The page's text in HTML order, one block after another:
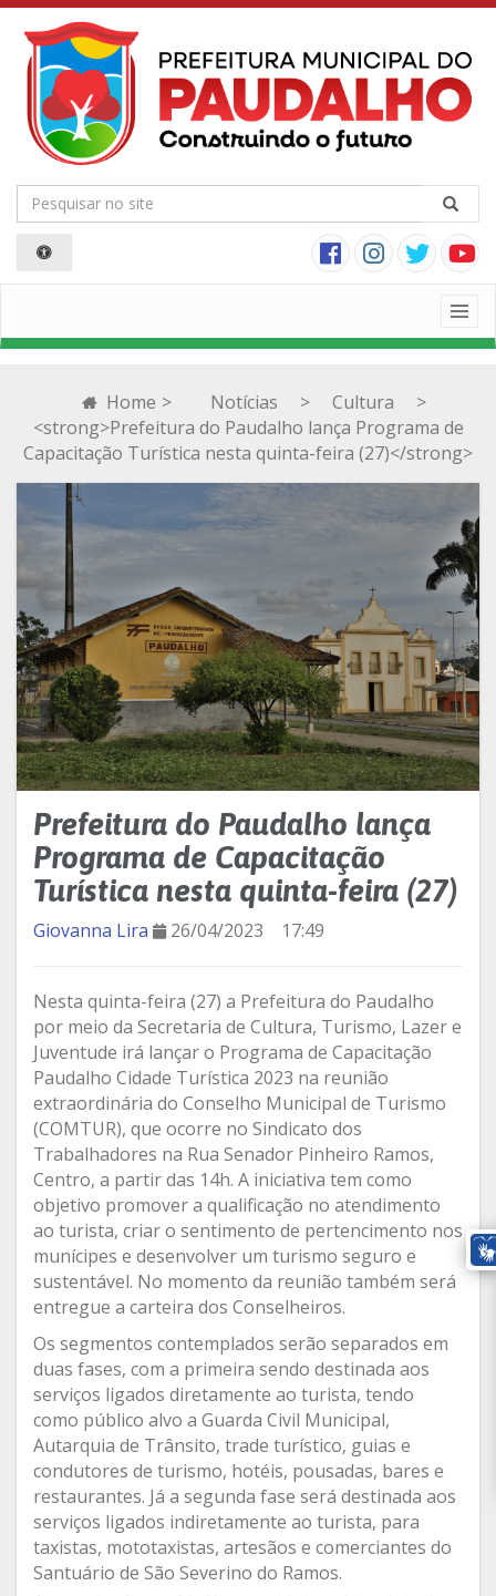
Home > Notícias > Cultura
>
<strong>Prefeitura do Paudalho lança Programa de
Capacitação Turística nesta quinta-feira (27)</strong>
Prefeitura do Paudalho lança
Programa de Capacitação
Turística nesta quinta-feira (27)
Giovanna Lira 26/04/2023 17:49
Nesta quinta-feira (27) a Prefeitura do Paudalho
por meio da Secretaria de Cultura, Turismo, Lazer e
Juventude irá lançar o Programa de Capacitação
Paudalho Cidade Turística 2023 na reunião
extraordinária do Conselho Municipal de Turismo
(COMTUR), que ocorre no Sindicato dos
Trabalhadores na Rua Senador Pinheiro Ramos,
Centro, a partir das 14h. A iniciativa tem como
objetivo promover a qualificação no atendimento
ao turista, criar o sentimento de pertencimento nos
munícipes e desenvolver um turismo seguro e
sustentável. No momento da reunião também será
entregue a carteira dos Conselheiros.
Os segmentos contemplados serão separados em
duas fases, com a primeira sendo destinada aos
serviços ligados diretamente ao turista, tendo
como público alvo a Guarda Civil Municipal,
Autarquia de Trânsito, trade turístico, guias e
condutores de turismo, hotéis, pousadas, bares e
restaurantes. Já a segunda fase será destinada aos
serviços ligados indiretamente ao turista, para
taxistas, mototaxistas, artesãos e comerciantes do
Santuário de São Severino do Ramos.